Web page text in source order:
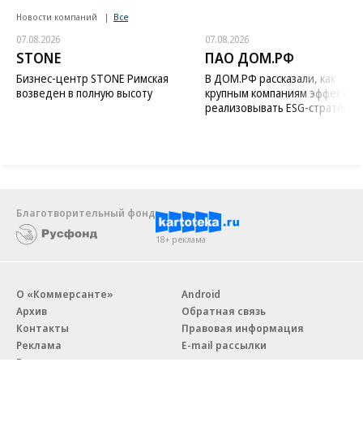
Новости компаний Все
07.08.2026
STONE
Бизнес-центр STONE Римская
возведен в полную высоту
07.08.2026
ПАО ДОМ.РФ
В ДОМ.РФ рассказали, как
крупным компаниям
реализовывать ESG-стратегию
Благотворительный фонд
18+ реклама
О «Коммерсанте»
Архив
Контакты
Реклама
Вакансии
Android
Обратная связь
Правовая информация
E-mail рассылки